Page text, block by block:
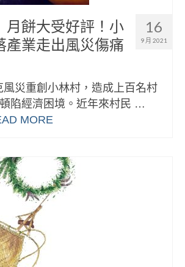
16
9 月 2021
月餅大受好評！小
產業走出風災傷痛
風災重創小林村，造成上百名村
陷經濟困境。近年來村民 …
MORE